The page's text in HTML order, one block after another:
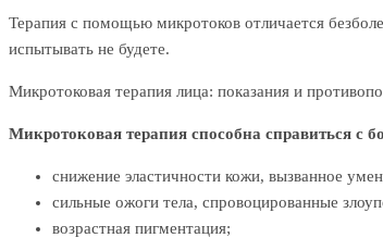
Терапия с помощью микротоков отличается
испытывать не будете.
Микротоковая терапия лица: показания и
Микротоковая терапия способна справиться с
снижение эластичности кожи, вызванное
сильные ожоги тела, спровоцированные
возрастная пигментация;